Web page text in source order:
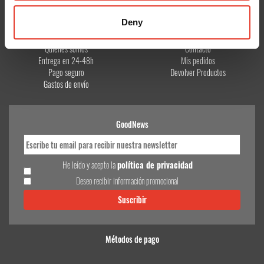
Deny
Quiénes somos
Entrega en 24-48h
Pago seguro
Gastos de envío
Contacto
Mis pedidos
Devolver Productos
GoodNews
He leído y acepto lapolítica de privacidad
Deseo recibir información promocional
Métodos de pago